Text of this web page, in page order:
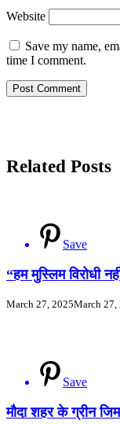
Website
Save my name,
time I comment.
Related Posts
Save
“हम मुस्लिम विरोधी
March 27, 2025March 27,
Save
मौदा शहर के ग्रीन जिम